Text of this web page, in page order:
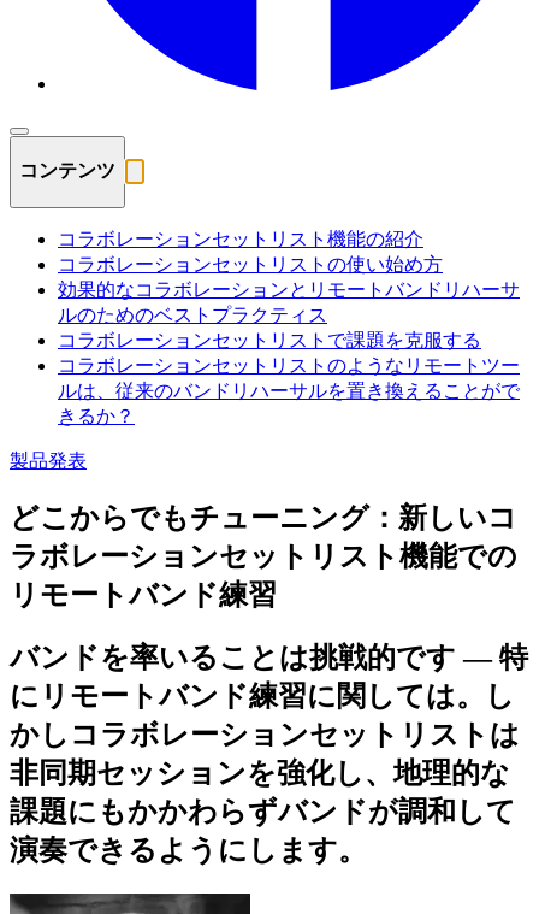
コンテンツ
コラボレーションセットリスト機能の紹介
コラボレーションセットリストの使い始め方
効果的なコラボレーションとリモートバンドリハーサ
ルのためのベストプラクティス
コラボレーションセットリストで課題を克服する
コラボレーションセットリストのようなリモートツー
ルは、従来のバンドリハーサルを置き換えることがで
きるか？
製品発表
どこからでもチューニング：新しいコ
ラボレーションセットリスト機能での
リモートバンド練習
バンドを率いることは挑戦的です — 特
にリモートバンド練習に関しては。し
かしコラボレーションセットリストは
非同期セッションを強化し、地理的な
課題にもかかわらずバンドが調和して
演奏できるようにします。